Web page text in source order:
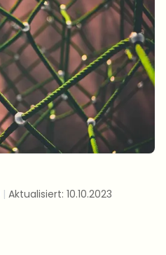
| Aktualisiert: 10.10.2023